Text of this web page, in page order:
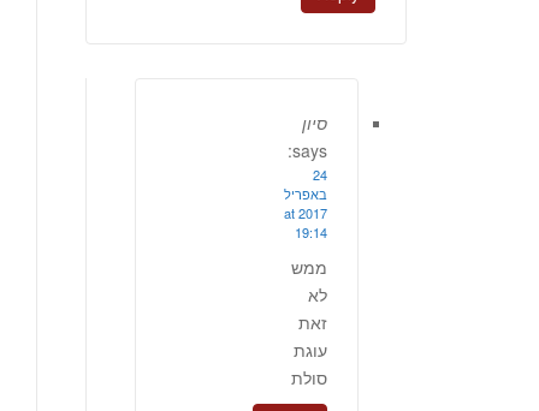
סיון
says:
24
באפריל
2017 at
19:14
ממש
לא
זאת
עוגת
סולת